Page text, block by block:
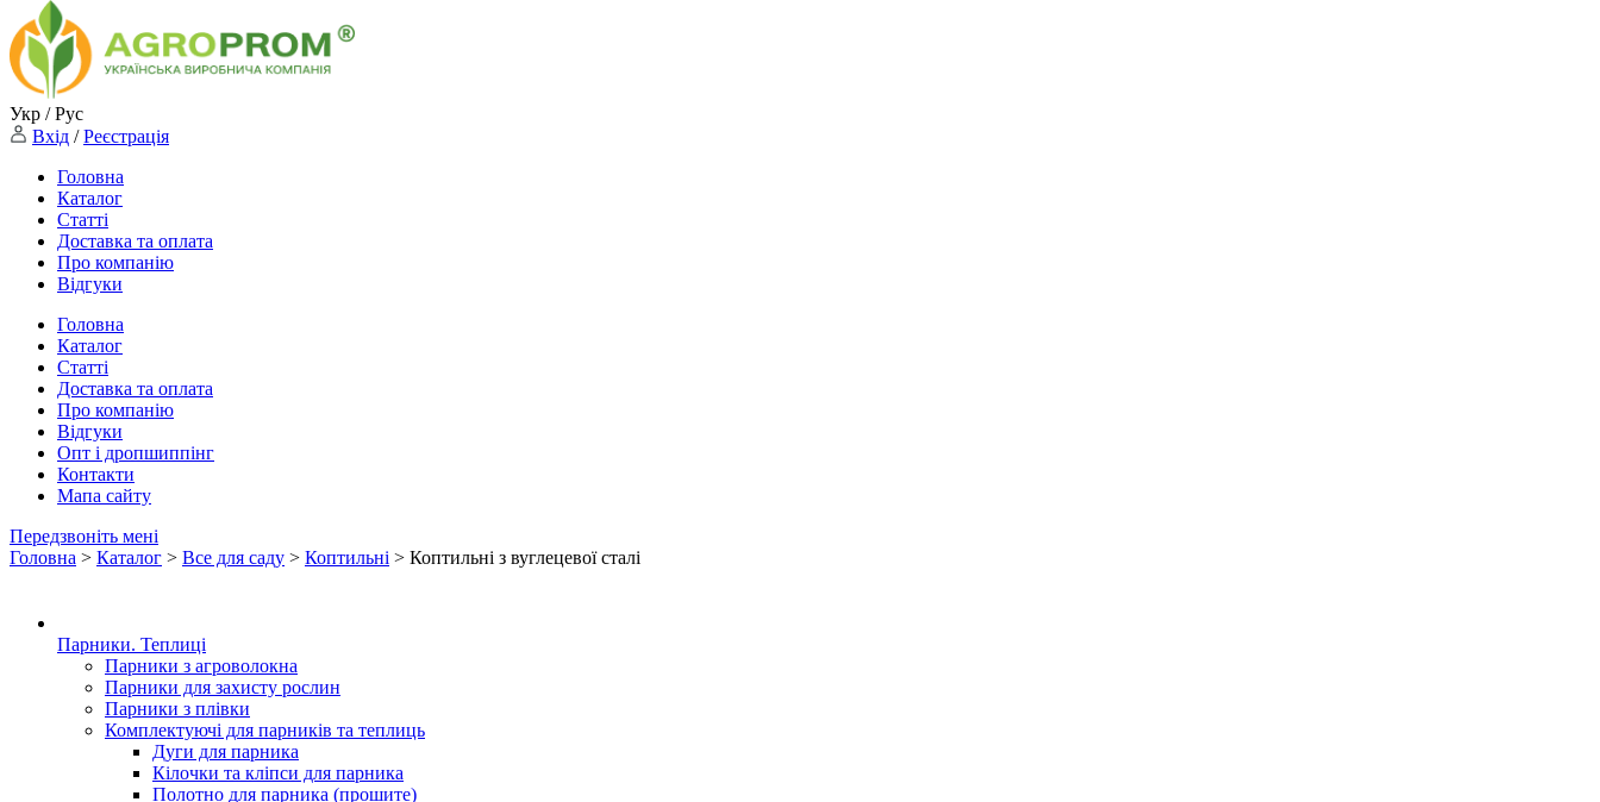
Укр / Рус
Вхід / Реєстрація
Головна
Каталог
Статті
Доставка та оплата
Про компанію
Відгуки
Головна
Каталог
Статті
Доставка та оплата
Про компанію
Відгуки
Опт і дропшиппінг
Контакти
Мапа сайту
Передзвоніть мені
Головна > Каталог > Все для саду > Коптильні > Коптильні з вуглецевої сталі
Парники. Теплиці
Парники з агроволокна
Парники для захисту рослин
Парники з плівки
Комплектуючі для парників та теплиць
Дуги для парника
Кілочки та кліпси для парника
Полотно для парника (прошите)